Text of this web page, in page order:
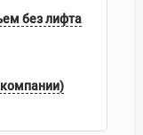
без лифта